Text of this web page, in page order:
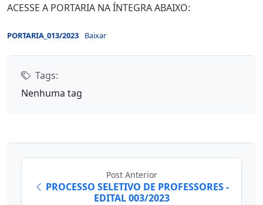
ACESSE A PORTARIA NA ÍNTEGRA ABAIXO:
PORTARIA_013/2023 Baixar
Tags:
Nenhuma tag
Post Anterior
PROCESSO SELETIVO DE PROFESSORES -
EDITAL 003/2023